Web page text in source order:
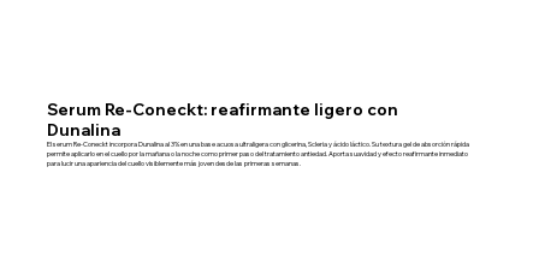
Serum Re-Coneckt: reafirmante ligero con
Dunalina
El serum Re-Coneckt incorpora Dunalina al 3% en una base acuosa ultraligera con glicerina, Scleria y ácido láctico. Su textura gel de absorción rápida
permite aplicarlo en el cuello por la mañana o la noche como primer paso del tratamiento antiedad. Aporta suavidad y efecto reafirmante inmediato
para lucir una apariencia del cuello visiblemente más joven desde las primeras semanas.